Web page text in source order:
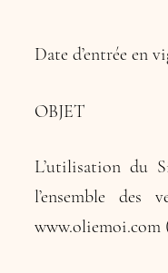
Date d’entrée en
OBJET
L’utilisation du
l’ensemble
www.oliemoi.com